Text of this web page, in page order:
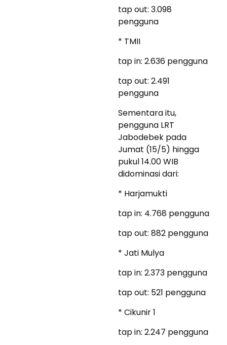
tap out: 3.098
pengguna
* TMII
tap in: 2.636 pengguna
tap out: 2.491
pengguna
Sementara itu,
pengguna LRT
Jabodebek pada
Jumat (15/5) hingga
pukul 14.00 WIB
didominasi dari:
* Harjamukti
tap in: 4.768 pengguna
tap out: 882 pengguna
* Jati Mulya
tap in: 2.373 pengguna
tap out: 521 pengguna
* Cikunir 1
tap in: 2.247 pengguna